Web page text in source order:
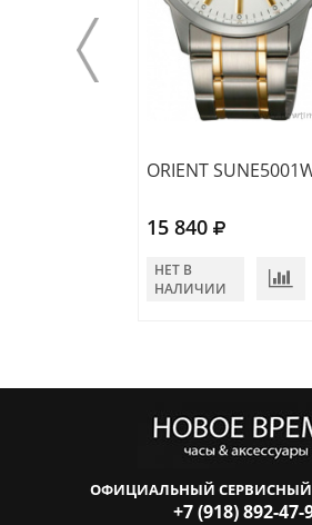
ORIENT
15 840
НЕТ В
НАЛИЧИИ
ОФИЦИАЛЬНЫЙ СЕРВИСНЫЙ
+7 (918) 892-47-